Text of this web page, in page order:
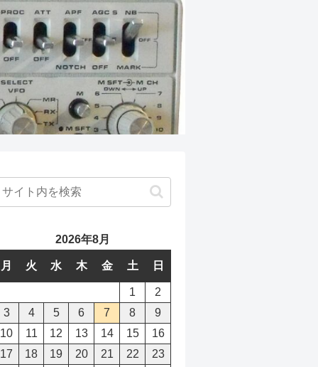
2026年8月
月 火 水 木 金 土 日
1
2
3
4 5 6 7 8
9
10
11 12 13 14 15
16
17
18 19 20 21 22
23